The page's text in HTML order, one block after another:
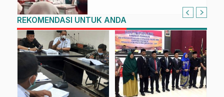
REKOMENDASI UNTUK ANDA